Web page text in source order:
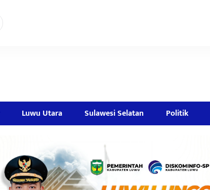
Luwu Utara Sulawesi Selatan Politik